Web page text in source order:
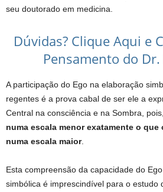
seu doutorado em medicina.
Dúvidas? Clique Aqui e
Pensamento do
A participação do Ego na elaboração
regentes é a prova cabal de ser ele a
Central na consciência e na Sombra,
numa escala menor exatamente o que
numa escala maior.
Esta compreensão da capacidade do
simbólica é imprescindível para o estudo